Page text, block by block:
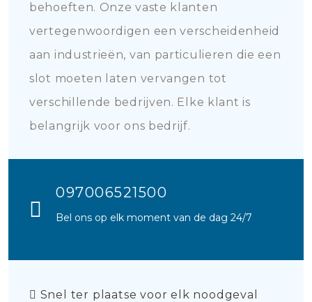
behoeften. Onze vaste klanten
vertegenwoordigen een verscheidenheid
aan industrieën, van particulieren die een
slot moeten laten vervangen tot
verschillende bedrijven. Elke klant is
belangrijk voor ons bedrijf.
097006521500
Bel ons op elk moment van de dag 24/7
Snel ter plaatse voor elk noodgeval